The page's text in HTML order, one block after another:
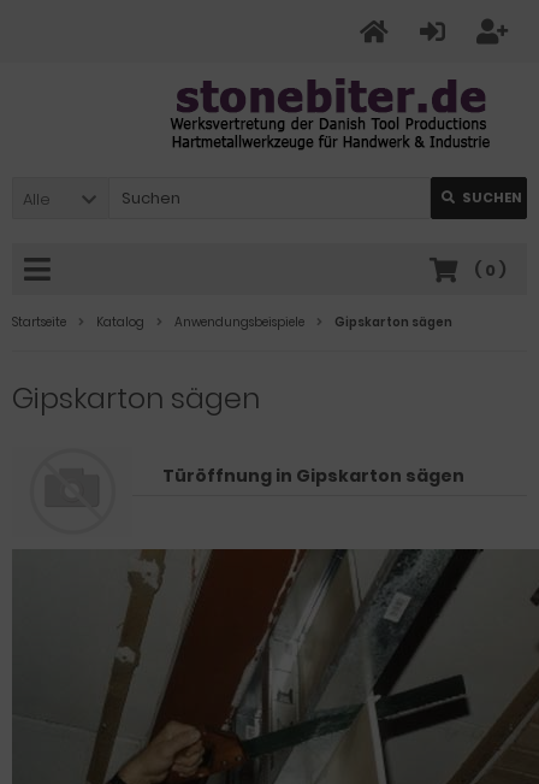
Alle SUCHEN
( 0 )
Startseite Katalog Anwendungsbeispiele Gipskarton sägen
Gipskarton sägen
Türöffnung in Gipskarton sägen